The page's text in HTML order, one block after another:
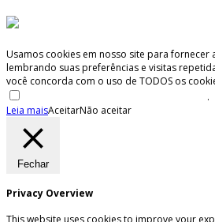
Usamos cookies em nosso site para fornecer
lembrando suas preferências e visitas
você concorda com o uso de TODOS os
.
Leia maisAceitarNão aceitar
Fechar
Privacy Overview
This website uses cookies to improve your